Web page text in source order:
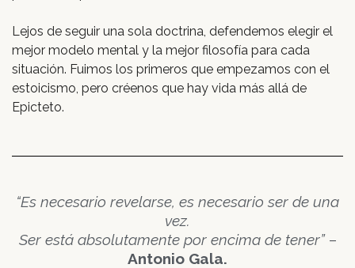
Lejos de seguir una sola doctrina, defendemos elegir el
mejor modelo mental y la mejor filosofía para cada
situación. Fuimos los primeros que empezamos con el
estoicismo, pero créenos que hay vida más allá de
Epicteto.
“Es necesario revelarse, es necesario ser de una
vez.
Ser está absolutamente por encima de tener” –
Antonio Gala.